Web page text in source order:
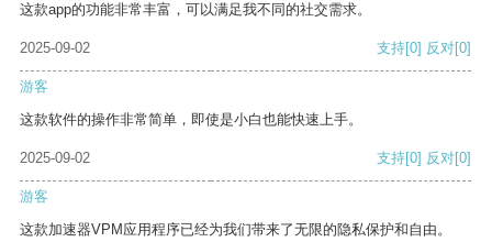
这款app的功能非常丰富，可以满足我不同的社交需求。
2025-09-02 支持[0] 反对[0]
游客
这款软件的操作非常简单，即使是小白也能快速上手。
2025-09-02 支持[0] 反对[0]
游客
这款加速器VPM应用程序已经为我们带来了无限的隐私保护和自由。